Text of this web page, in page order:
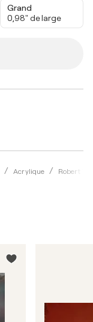
Acrylique Robert
Grand
0,98" de large